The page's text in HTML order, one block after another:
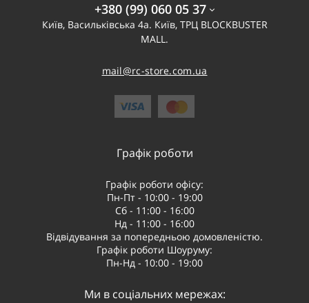
+380 (99) 060 05 37
Київ, Васильківська 4а. Київ, ТРЦ BLOCKBUSTER
MALL.
mail@rc-store.com.ua
Графік роботи
Графік роботи офісу:
Пн-Пт - 10:00 - 19:00
Сб - 11:00 - 16:00
Нд - 11:00 - 16:00
Відвідування за попередньою домовленістю.
Графік роботи Шоуруму:
Пн-Нд - 10:00 - 19:00
Ми в соціальних мережах: